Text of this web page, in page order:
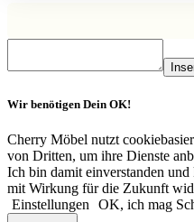
Wir benötigen Dein OK!
Cherry Möbel nutzt
von Dritten, um ihre Dienste
Ich bin damit einverstanden
mit Wirkung für die Zukunft
Einstellungen
OK, ich mag